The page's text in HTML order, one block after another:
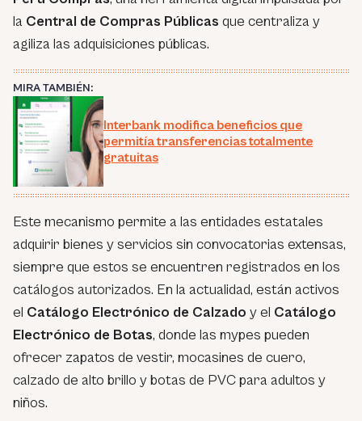
la Central de Compras Públicas que centraliza y
agiliza las adquisiciones públicas.
MIRA TAMBIÉN:
Interbank modifica beneficios que
permitía transferencias totalmente
gratuitas
Este mecanismo permite a las entidades estatales
adquirir bienes y servicios sin convocatorias extensas,
siempre que estos se encuentren registrados en los
catálogos autorizados. En la actualidad, están activos
el Catálogo Electrónico de Calzado y el Catálogo
Electrónico de Botas, donde las mypes pueden
ofrecer zapatos de vestir, mocasines de cuero,
calzado de alto brillo y botas de PVC para adultos y
niños.